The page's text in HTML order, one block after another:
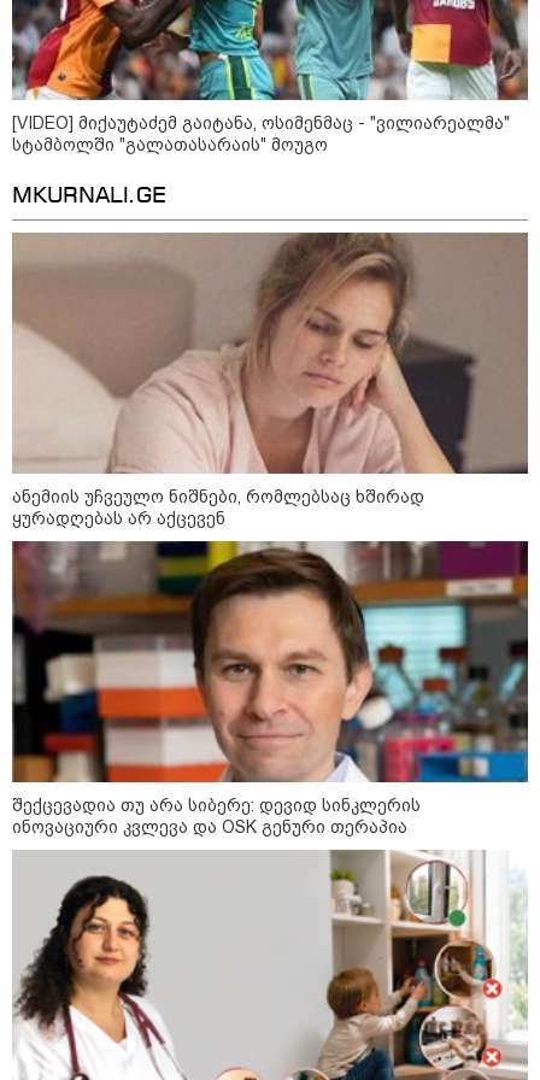
კატეგორიები
9
აგვისტო
დღის ზოგადი
ასტროლოგიური
პროგნოზი
აგვისტო აგარაკზე: ეს 5 საქმე
უნდა მოასწროთ შემოდგომის
ფული ამ ზოდიაქოს ნიშნების
ხელში აღმოჩნდება: ვინ
გამდიდრდება?
[VIDEO] მიქაუტაძემ გაიტანა, ოსიმენმაც - "ვილიარეალმა"
სტამბოლში "გალათასარაის" მოუგო
MKURNALI.GE
ანემიის უჩვეულო ნიშნები, რომლებსაც ხშირად
ყურადღებას არ აქცევენ
შექცევადია თუ არა სიბერე: დევიდ სინკლერის
ინოვაციური კვლევა და OSK გენური თერაპია